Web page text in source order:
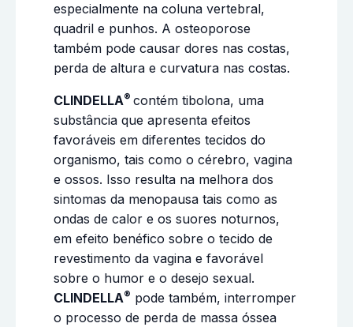
especialmente na coluna vertebral,
quadril e punhos. A osteoporose
também pode causar dores nas costas,
perda de altura e curvatura nas costas.
CLINDELLA® contém tibolona, uma
substância que apresenta efeitos
favoráveis em diferentes tecidos do
organismo, tais como o cérebro, vagina
e ossos. Isso resulta na melhora dos
sintomas da menopausa tais como as
ondas de calor e os suores noturnos,
em efeito benéfico sobre o tecido de
revestimento da vagina e favorável
sobre o humor e o desejo sexual.
CLINDELLA® pode também, interromper
o processo de perda de massa óssea